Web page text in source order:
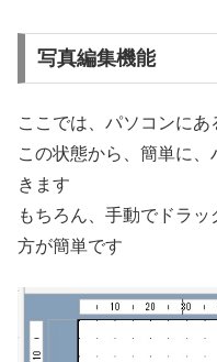
写真編集機能
ここでは、パソコンに
この状態から、簡単に
きます
もちろん、手動でドラ
方が簡単です